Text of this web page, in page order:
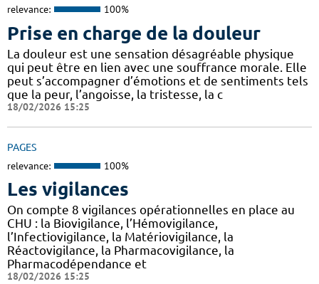
relevance: 100%
Prise en charge de la douleur
La douleur est une sensation désagréable physique
qui peut être en lien avec une souffrance morale. Elle
peut s’accompagner d’émotions et de sentiments tels
que la peur, l’angoisse, la tristesse, la c
18/02/2026 15:25
PAGES
relevance: 100%
Les vigilances
On compte 8 vigilances opérationnelles en place au
CHU : la Biovigilance, l’Hémovigilance,
l’Infectiovigilance, la Matériovigilance, la
Réactovigilance, la Pharmacovigilance, la
Pharmacodépendance et
18/02/2026 15:25